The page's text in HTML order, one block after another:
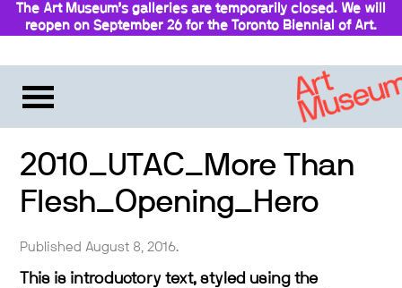
The Art Museum’s galleries are temporarily closed. We will
reopen on September 26 for the Toronto Biennial of Art.
2010_UTAC_More Than
Flesh_Opening_Hero
Published August 8, 2016.
This is introductory text, styled using the